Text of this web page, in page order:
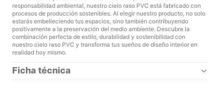
responsabilidad ambiental, nuestro cielo raso PVC está fabricado con
procesos de producción sostenibles. Al elegir nuestro producto, no solo
estarás embelleciendo tus espacios, sino también contribuyendo
positivamente a la preservación del medio ambiente. Descubre la
combinación perfecta de estilo, durabilidad y sostenibilidad con
nuestro cielo raso PVC y transforma tus sueños de diseño interior en
realidad hoy mismo.
Ficha técnica